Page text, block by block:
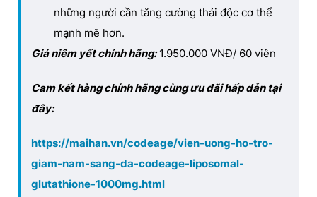
những người cần tăng cường thải độc cơ thể
mạnh mẽ hơn.
Giá niêm yết chính hãng:1.950.000 VNĐ/ 60 viên
Cam kết hàng chính hãng cùng ưu đãi hấp dẫn tại
đây:
https://maihan.vn/codeage/vien-uong-ho-tro-
giam-nam-sang-da-codeage-liposomal-
glutathione-1000mg.html